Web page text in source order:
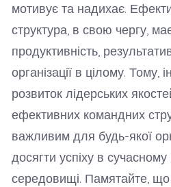
мотивує та надихає.
структура, в свою чергу,
продуктивність,
організації в цілому. Тому,
розвиток лідерських
ефективних командних
важливим для будь-якої
досягти успіху в
середовищі. Памятайте,